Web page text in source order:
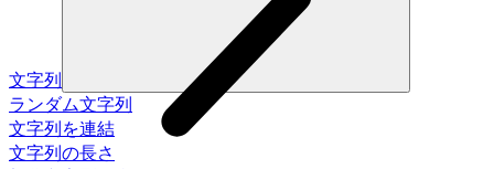
文字列
ランダム文字列
文字列を連結
文字列の長さ